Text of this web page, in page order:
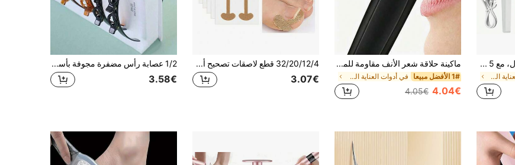
ملف أظافر كهربائي محمول، مع 5 قطع تثقيب، قابل للشحن عبر USB، مع إضاءة LED، سرعة قابلة للتعديل، مجموعة العناية بالأظافر والمناكير
في أدوات العناية الشخصية والنظافة أدوات العناية با
ماكينة حلاقة شعر الأنف مقاومة للماء للجنسين - رأس بشفرة مزدوجة ومحرك هادئ، حلاقة بدون ألم لشعر الأذن وشعر الوجه
1# الأفضل مبيعا في أدوات العناية الشخصية والنظافة أدوات حلاقة للرج
4.04€
4.05€
32/20/12/4 قطع لاصقات تصحيح أظافر القدم المنغرسة بدون ألم، وسادات حشو متخصصة لأظافر القدم المنغرسة، أداة تصحيح الأظافر، يمكنها عزل وتصحيح أظافر القدم المنغرسة، تهدئة وإصلاح، لاصقات جل ناعمة، منتج العناية بالقدم بتشكيل طبيعي
3.07€
1/2 عصابة رأس مضفرة مجوفة بأسلوب كوري جديد، ضفيرة بأسلوب كسول، مشبك شعر، غرة، إكسسوارات شعر، غطاء رأس، إكسسوارات نسائية، إكسسوارات شعر نسائية، أدوات تصفيف الشعر، إكسسوارات تجميل، إكسسوارات شعر مجعد نسائية
3.58€